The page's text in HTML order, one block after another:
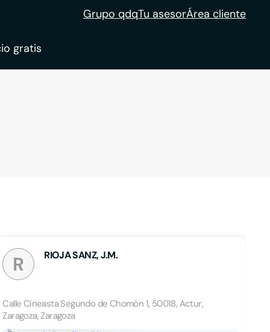
Grupo qdqTu asesorÁrea cliente
gratis
R RIOJA SANZ, J.M.
Calle Cineasta Segundo de Chomón 1, 50018, Actur,
Zaragoza, Zaragoza